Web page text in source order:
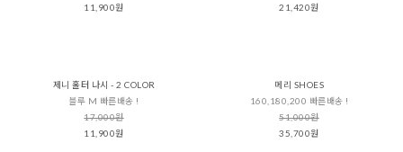
11,900원
21,420원
제니 홀터 나시 - 2 COLOR
블루 M 빠른배송 !
17,000원
11,900원
메리 SHOES
160,180,200 빠른배송 !
51,000원
35,700원